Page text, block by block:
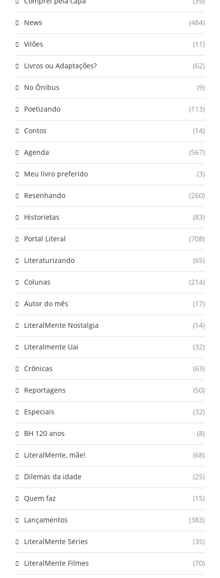
News (484)
Vilões (11)
Livros ou Adaptações? (62)
No Ônibus (9)
Poetizando (113)
Contos (14)
Agenda (567)
Meu livro preferido (3)
Resenhando (260)
Historietas (83)
Portal Literal (708)
Literaturizando (65)
Colunas (214)
Autor do mês (17)
LiteralMente Nostalgia (14)
Literalmente Uai (32)
Crônicas (63)
Reportagens (50)
Especiais (32)
BH 120 anos (8)
LiteralMente, mãe! (68)
Dilemas da idade (25)
Quem faz (15)
Lançamentos (383)
LiteralMente Séries (35)
LiteralMente Filmes (70)